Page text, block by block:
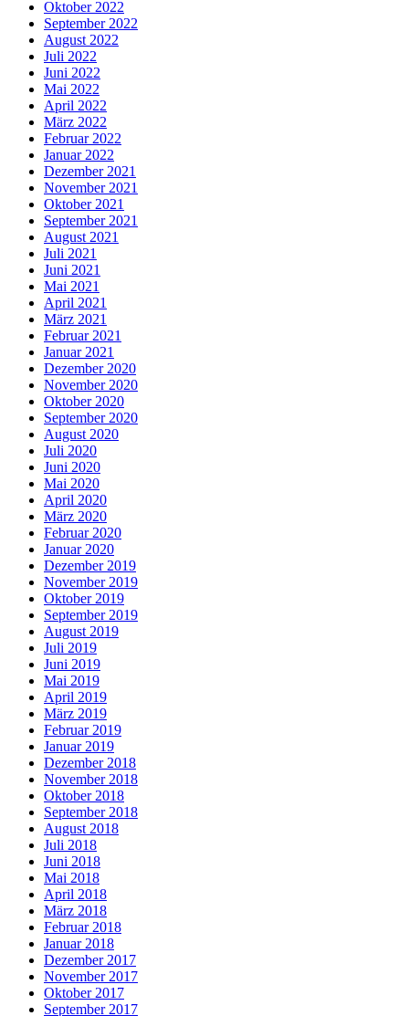
Oktober 2022
September 2022
August 2022
Juli 2022
Juni 2022
Mai 2022
April 2022
März 2022
Februar 2022
Januar 2022
Dezember 2021
November 2021
Oktober 2021
September 2021
August 2021
Juli 2021
Juni 2021
Mai 2021
April 2021
März 2021
Februar 2021
Januar 2021
Dezember 2020
November 2020
Oktober 2020
September 2020
August 2020
Juli 2020
Juni 2020
Mai 2020
April 2020
März 2020
Februar 2020
Januar 2020
Dezember 2019
November 2019
Oktober 2019
September 2019
August 2019
Juli 2019
Juni 2019
Mai 2019
April 2019
März 2019
Februar 2019
Januar 2019
Dezember 2018
November 2018
Oktober 2018
September 2018
August 2018
Juli 2018
Juni 2018
Mai 2018
April 2018
März 2018
Februar 2018
Januar 2018
Dezember 2017
November 2017
Oktober 2017
September 2017